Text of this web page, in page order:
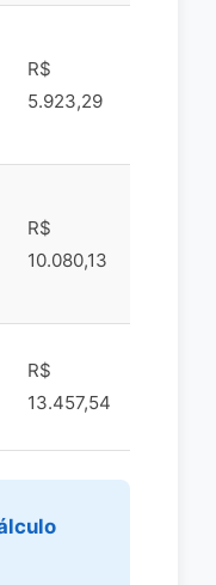
R$
5.923,29
R$
10.080,13
R$
13.457,54